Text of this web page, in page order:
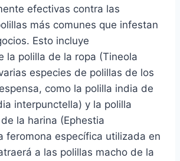
efectivas contra las
más comunes que infestan
Esto incluye
la polilla de la ropa (Tineola
especies de polillas de los
como la polilla india de
interpunctella) y la polilla
la harina (Ephestia
feromona específica utilizada en
a las polillas macho de la